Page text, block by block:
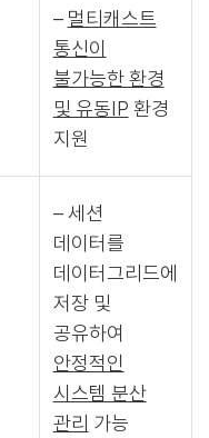
– 멀티캐스트
통신이
불가능한 환경
및 유동IP 환경
지원
– 세션
데이터를
데이터그리드에
저장 및
공유하여
안정적인
시스템 분산
관리 가능